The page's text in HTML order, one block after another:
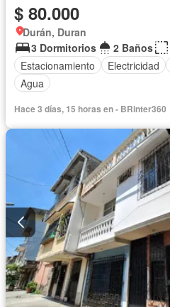
$ 80.000
Durán, Duran
3 Dormitorios
2 Baños
Estacionamiento
Electricidad
Agua
Hace 3 días, 15 horas en - BRinter360